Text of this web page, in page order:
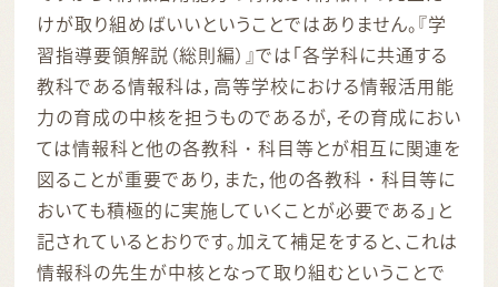
けが取り組めばいいということではありません。『学
習指導要領解説（総則編）』では「各学科に共通する
教科である情報科は，高等学校における情報活用能
力の育成の中核を担うものであるが，その育成におい
ては情報科と他の各教科・科目等とが相互に関連を
図ることが重要であり，また，他の各教科・科目等に
おいても積極的に実施していくことが必要である」と
記されているとおりです。加えて補足をすると、これは
情報科の先生が中核となって取り組むということで